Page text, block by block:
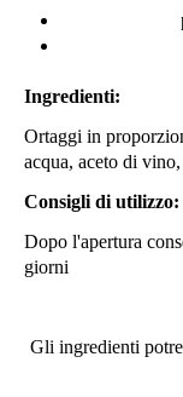
Ingredienti:
Ortaggi in
acqua, aceto di vino,
Consigli di utilizzo:
Dopo l'apertura
giorni
Gli ingredienti